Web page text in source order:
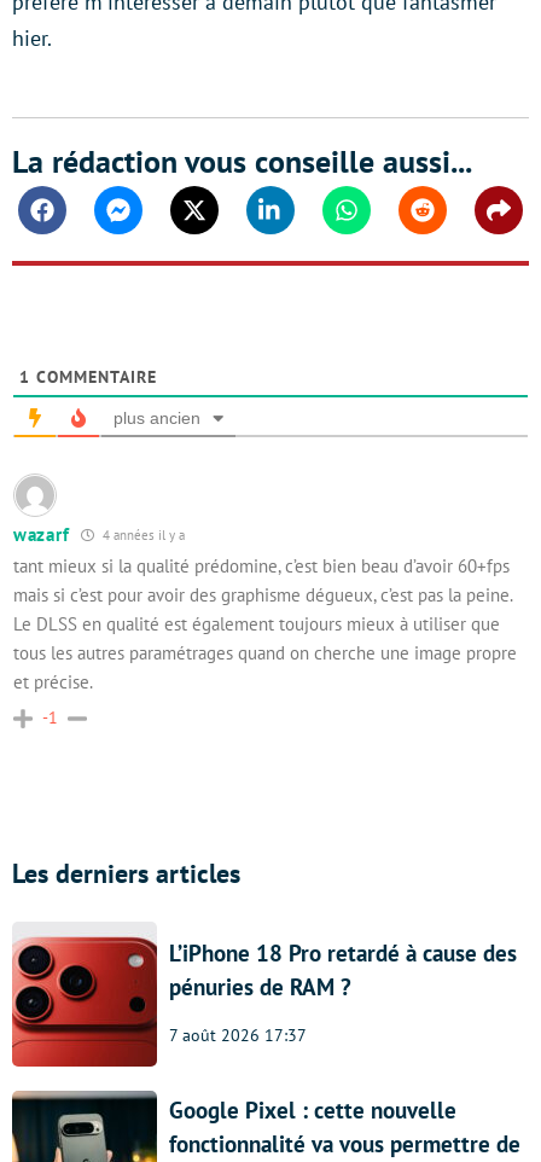
hier.
La rédaction vous conseille aussi...
FacebookMessengerTwitter Linkedin WhatsappReddit
1 COMMENTAIRE
plus ancien
wazarf 4 années il y a
tant mieux si la qualité prédomine, c’est bien beau d’avoir 60+fps
mais si c’est pour avoir des graphisme dégueux, c’est pas la peine.
Le DLSS en qualité est également toujours mieux à utiliser que
tous les autres paramétrages quand on cherche une image propre
et précise.
-1
Les derniers articles
L’iPhone 18 Pro retardé à cause des
pénuries de RAM ?
7 août 2026 17:37
Google Pixel : cette nouvelle
fonctionnalité va vous permettre de